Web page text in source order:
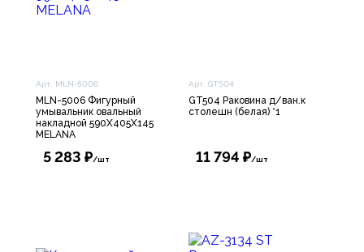
Арт. MLN-5006
MLN-5006 Фигурный
умывальник овальный
накладной 590Х405Х145
MELANA
5 283 ₽/шт
Арт. GT504
GT504 Раковина д/ван.к
столешн (белая) *1
11 794 ₽/шт